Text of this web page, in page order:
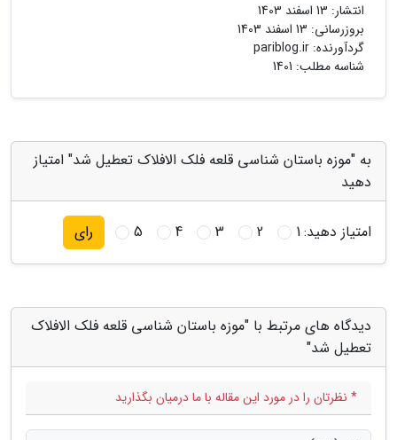
انتشار: 13 اسفند 1403
بروزرسانی: 13 اسفند 1403
گردآورنده: pariblog.ir
شناسه مطلب: 1401
به "موزه باستان شناسی قلعه فلک الافلاک تعطیل شد" امتیاز
دهید
امتیاز دهید:1
2
3
4
5 رای
دیدگاه های مرتبط با "موزه باستان شناسی قلعه فلک الافلاک
تعطیل شد"
* نظرتان را در مورد این مقاله با ما درمیان بگذارید